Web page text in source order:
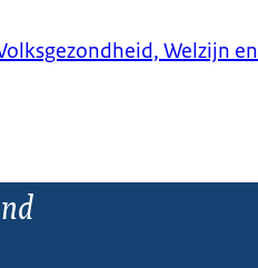
Welzijn en